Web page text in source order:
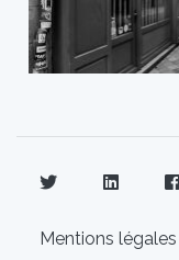
Mentions légales